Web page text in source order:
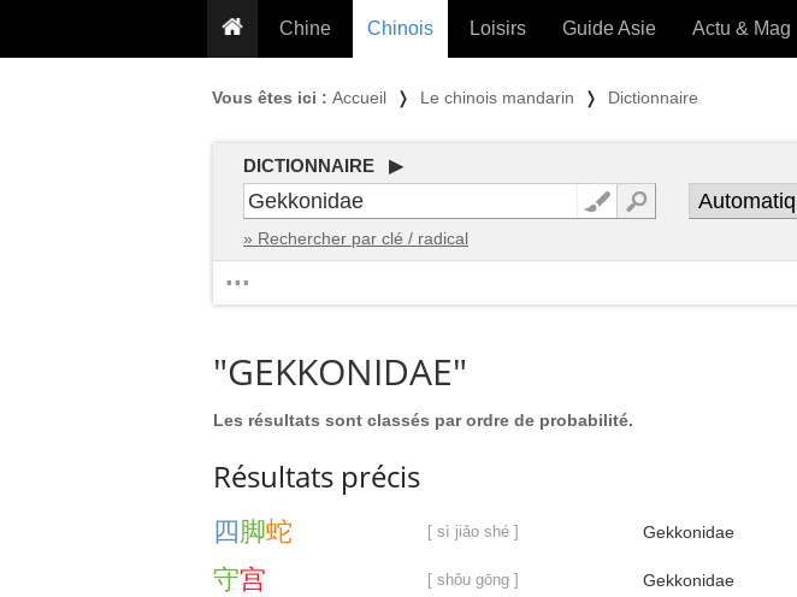
Chine
Conseils voyageurs
Plantes médicinales
Proverbes
Calendrier en ligne
Chinois
Grammaire
Exos & Flashcards
Loisirs
PLUS (24 OUTILS) »
Guide Asie Actu & Mag
Vous êtes ici : Accueil ❭ Le chinois mandarin ❭ Dictionnaire
DICTIONNAIRE ▶
» Rechercher par clé / radical
...
"GEKKONIDAE"
Les résultats sont classés par ordre de probabilité.
Résultats précis
四脚蛇 [ sì jiǎo shé ] Gekkonidae
守宫 [ shǒu gōng ] Gekkonidae